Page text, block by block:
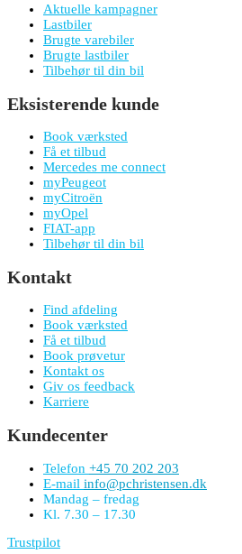
Aktuelle kampagner
Lastbiler
Brugte varebiler
Brugte lastbiler
Tilbehør til din bil
Eksisterende kunde
Book værksted
Få et tilbud
Mercedes me connect
myPeugeot
myCitroën
myOpel
FIAT-app
Tilbehør til din bil
Kontakt
Find afdeling
Book værksted
Få et tilbud
Book prøvetur
Kontakt os
Giv os feedback
Karriere
Kundecenter
Telefon +45 70 202 203
E-mail info@pchristensen.dk
Mandag – fredag
Kl. 7.30 – 17.30
Trustpilot